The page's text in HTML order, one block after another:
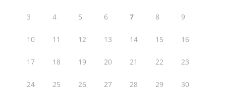
3 4 5 6 7 8 9
10 11 12 13 14 15 16
17 18 19 20 21 22 23
24 25 26 27 28 29 30